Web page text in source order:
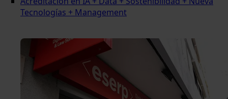
Tecnologías + Management